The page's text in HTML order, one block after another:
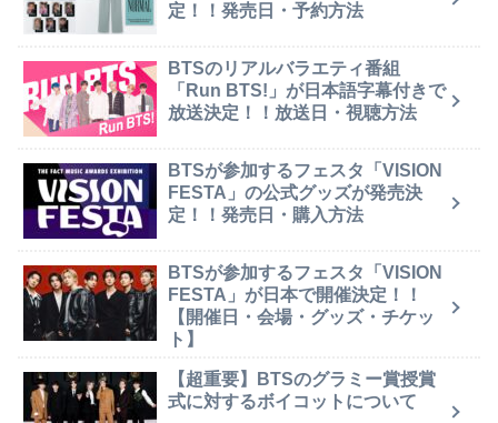
定！！発売日・予約方法
BTSのリアルバラエティ番組
「Run BTS!」が日本語字幕付きで
放送決定！！放送日・視聴方法
BTSが参加するフェスタ「VISION
FESTA」の公式グッズが発売決
定！！発売日・購入方法
BTSが参加するフェスタ「VISION
FESTA」が日本で開催決定！！
【開催日・会場・グッズ・チケッ
ト】
【超重要】BTSのグラミー賞授賞
式に対するボイコットについて